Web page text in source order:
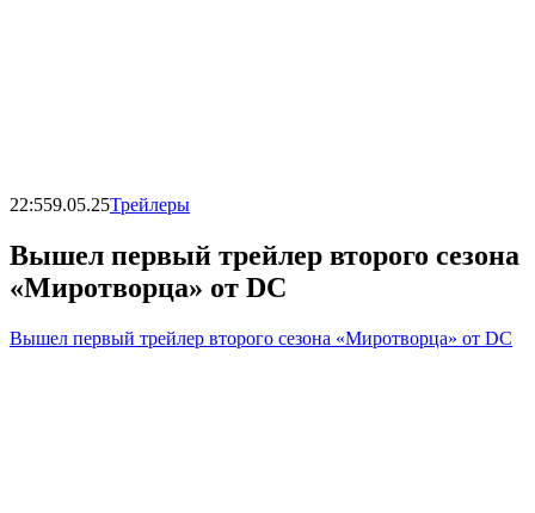
22:559.05.25Трейлеры
Вышел первый трейлер второго сезона
«Миротворца» от DC
Вышел первый трейлер второго сезона «Миротворца» от DC